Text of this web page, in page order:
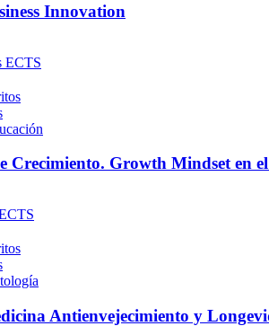
Innovation
ECTS
Crecimiento. Growth Mindset en
Antienvejecimiento y